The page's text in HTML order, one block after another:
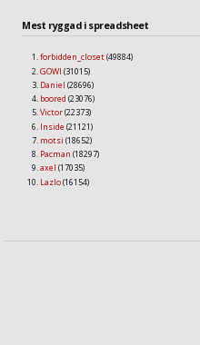
Mest ryggad i spreadsheet
forbidden_closet(49884)
GOWI (31015)
Daniel (28696)
boored (23076)
Victor(22373)
Inside (21121)
motsi (18652)
Pacman (18297)
axel (17035)
Lazlo(16154)